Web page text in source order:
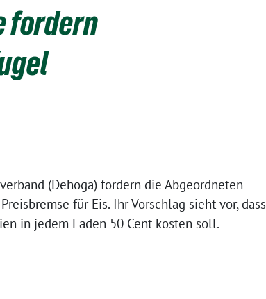
fordern
(Dehoga) fordern die Abgeordneten
für Eis. Ihr Vorschlag sieht vor, dass
in jedem Laden 50 Cent kosten soll.